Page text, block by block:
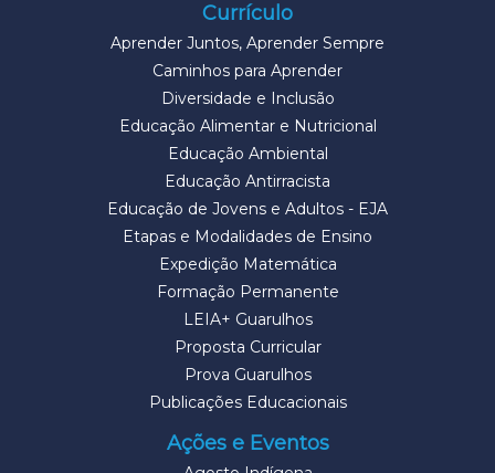
Currículo
Aprender Juntos, Aprender Sempre
Caminhos para Aprender
Diversidade e Inclusão
Educação Alimentar e Nutricional
Educação Ambiental
Educação Antirracista
Educação de Jovens e Adultos - EJA
Etapas e Modalidades de Ensino
Expedição Matemática
Formação Permanente
LEIA+ Guarulhos
Proposta Curricular
Prova Guarulhos
Publicações Educacionais
Ações e Eventos